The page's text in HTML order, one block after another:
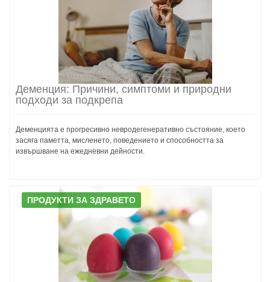
Деменция: Причини, симптоми и природни
подходи за подкрепа
Деменцията е прогресивно невродегенеративно състояние, което
засяга паметта, мисленето, поведението и способността за
извършване на ежедневни дейности.
ПРОДУКТИ ЗА ЗДРАВЕТО